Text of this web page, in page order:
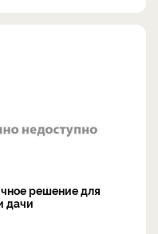
решение для
дачи